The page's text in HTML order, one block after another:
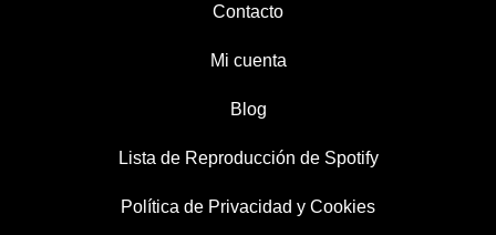
Contacto
Mi cuenta
Blog
Lista de Reproducción de Spotify
Política de Privacidad y Cookies